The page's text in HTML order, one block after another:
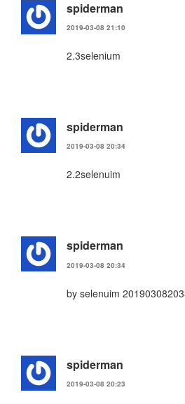
spiderman
2019-03-08 21:10
2.3selenium
spiderman
2019-03-08 20:34
2.2selenuim
spiderman
2019-03-08 20:34
by selenuim
spiderman
2019-03-08 20:23